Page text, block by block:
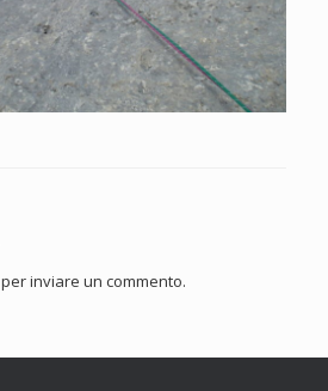
per inviare un commento.